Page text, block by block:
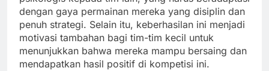
dengan gaya permainan mereka yang disiplin dan
penuh strategi. Selain itu, keberhasilan ini menjadi
motivasi tambahan bagi tim-tim kecil untuk
menunjukkan bahwa mereka mampu bersaing dan
mendapatkan hasil positif di kompetisi ini.